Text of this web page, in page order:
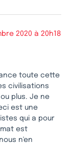
2020 à 20h18
toute cette
civilisations
plus. Je ne
est une
qui a pour
est
n'en